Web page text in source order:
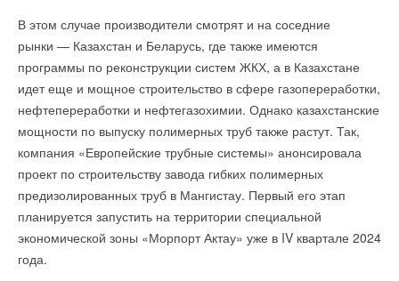
В этом случае производители смотрят и на соседние
рынки — Казахстан и Беларусь, где также имеются
программы по реконструкции систем ЖКХ, а в Казахстане
идет еще и мощное строительство в сфере газопереработки,
нефтепереработки и нефтегазохимии. Однако казахстанские
мощности по выпуску полимерных труб также растут. Так,
компания «Европейские трубные системы» анонсировала
проект по строительству завода гибких полимерных
предизолированных труб в Мангистау. Первый его этап
планируется запустить на территории специальной
экономической зоны «Морпорт Актау» уже в IV квартале 2024
года.
вырастут во Франции, несколько АЭС в Японии вернутся
к работе, и на многих рынках будут введены в эксплуатацию
новые реакторы, в том числе в Китае, Индии, Корее
и Европе. Впрочем, рекорд в данном случае — это громкое
заявление. Доля атомной энергетики в выработке мировой
электроэнергии мала, и вряд ли будет расти в обозримой
перспективе. По недавней оценке МЭА, ветроэнергетика
обойдет атомную энергетику по выработке в 2025,
а солнечная энергетика в 2026 году.
МЭА считает, что быстрый рост ВИЭ, а также атомной
энергетики может привести к тому, что в ближайшие три года
весь рост потребления электричества в мире будет
В этой теме еще нет комментариев
Добавить комментарий
Ваш E-mail *
Комментарии
В этой теме еще нет комментариев
Добавить комментарий
Ваше имя *
Ваш E-mail *